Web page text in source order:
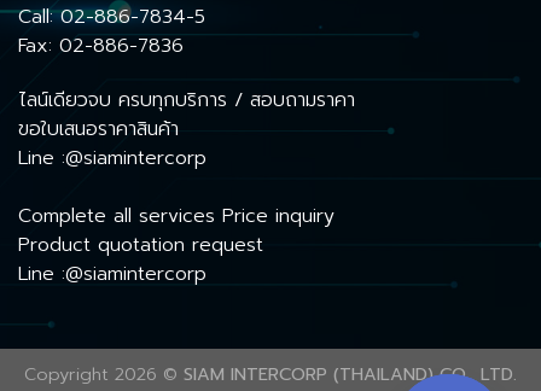
Call:02-886-7834-5
Fax: 02-886-7836
ไลน์เดียวจบ ครบทุกบริการ / สอบถามราคา
ขอใบเสนอราคาสินค้า
Line :@siamintercorp
Complete all services Price inquiry
Product quotation request
Line :@siamintercorp
Copyright 2026 © SIAM INTERCORP (THAILAND) CO., LTD.